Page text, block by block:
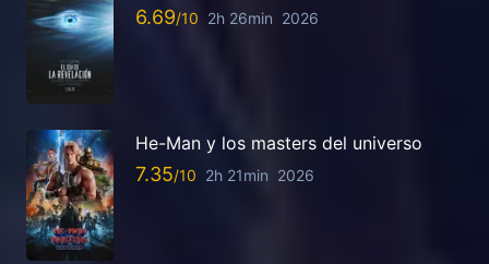
6.69 2h 26min 2026
He-Man y los masters del universo
7.35 2h 21min 2026